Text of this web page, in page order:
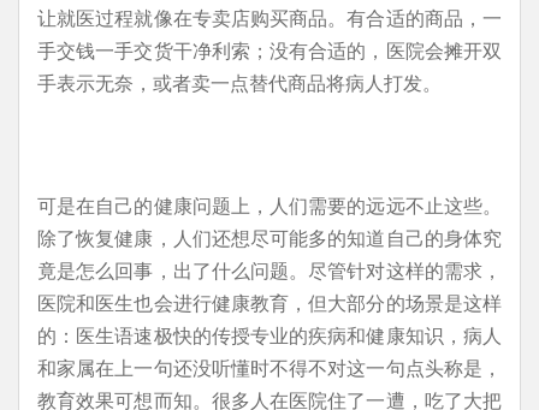
让就医过程就像在专卖店购买商品。有合适的商品，一
手交钱一手交货干净利索；没有合适的，医院会摊开双
手表示无奈，或者卖一点替代商品将病人打发。
可是在自己的健康问题上，人们需要的远远不止这些。
除了恢复健康，人们还想尽可能多的知道自己的身体究
竟是怎么回事，出了什么问题。尽管针对这样的需求，
医院和医生也会进行健康教育，但大部分的场景是这样
的：医生语速极快的传授专业的疾病和健康知识，病人
和家属在上一句还没听懂时不得不对这一句点头称是，
教育效果可想而知。很多人在医院住了一遭，吃了大把